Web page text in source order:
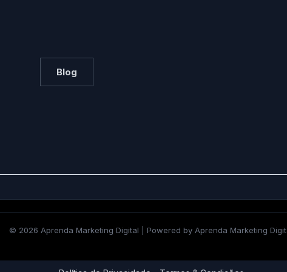
Blog
© 2026 Aprenda Marketing Digital | Powered by Aprenda Marketing